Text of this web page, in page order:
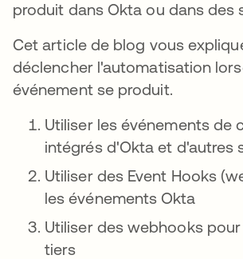
produit dans Okta ou dans des
Cet article de blog vous
déclencher l'automatisation
événement se produit.
Utiliser les événements de
intégrés d'Okta et d'autres
Utiliser des Event Hooks
les événements Okta
Utiliser des webhooks
tiers